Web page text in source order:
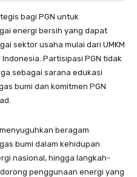
bagi PGN untuk
energi bersih yang dapat
sektor usaha mulai dari UMKM
Partisipasi PGN tidak
sebagai sarana edukasi
bumi dan komitmen PGN
beragam
bumi dalam kehidupan
nasional, hingga langkah-
penggunaan energi yang